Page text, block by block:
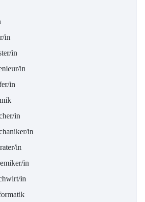
in
in
in
in
in
in
in
in
in